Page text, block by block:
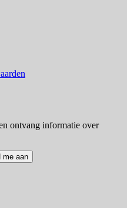
ontvang informatie over
me aan